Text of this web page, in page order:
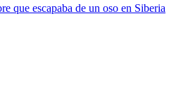
que escapaba de un oso en Siberia